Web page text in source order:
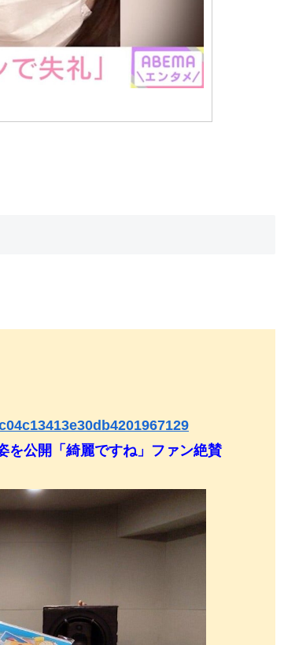
を公開「綺麗ですね」ファン絶賛